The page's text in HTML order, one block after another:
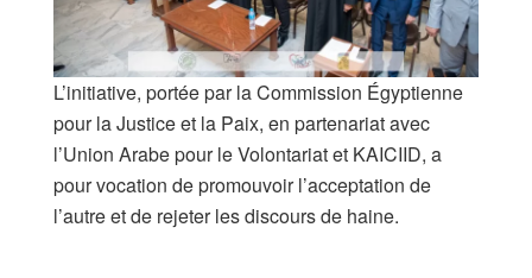
L’initiative, portée par la Commission Égyptienne
pour la Justice et la Paix, en partenariat avec
l’Union Arabe pour le Volontariat et KAICIID, a
pour vocation de promouvoir l’acceptation de
l’autre et de rejeter les discours de haine.